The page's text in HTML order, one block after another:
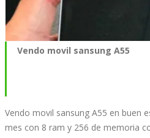
Vendo movil sansung A55
Vendo movil sansung A55 en buen
mes con 8 ram y 256 de memoria